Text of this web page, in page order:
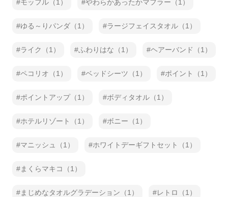
モッフル（1） やわらかあったかマフラー（1）
ゆる～りパンダ（1） ラージフェイスタオル（1）
ライク（1） ふわりはな（1） ヘアーバンド（1）
ペコリオ（1） ベッドシーツ（1） ポイント（1）
ポイントアップ（1） ボディタオル（1）
ホテルリゾート（1） ボニー（1）
マニッシュ（1） ホワイトデーギフトセット（1）
まくらマキコ（1）
まじめなタオルグラデーション（1） レトロ（1）